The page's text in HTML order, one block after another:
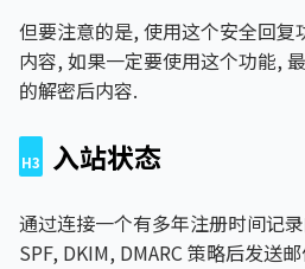
但要注意的是, 使用这个安全回复
内容, 如果一定要使用这个功能,
的解密后内容.
入站状态
通过连接一个有多年注册时间记
SPF, DKIM, DMARC 策略后发送